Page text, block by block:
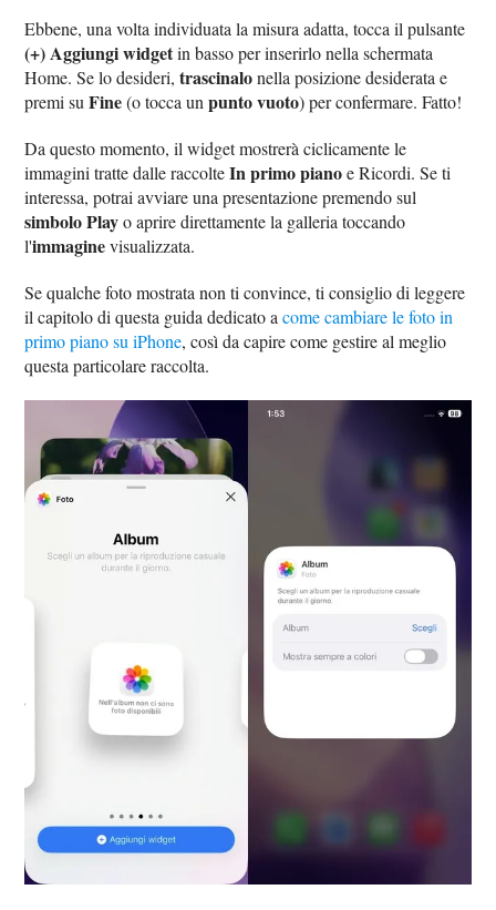
Ebbene, una volta individuata la misura adatta, tocca il pulsante
(+) Aggiungi widgetin basso per inserirlo nella schermata
Home. Se lo desideri,trascinalonella posizione desiderata e
premi suFine(o tocca unpunto vuoto) per confermare. Fatto!
Da questo momento, il widget mostrerà ciclicamente le
immagini tratte dalle raccolteIn primo pianoe Ricordi. Se ti
interessa, potrai avviare una presentazione premendo sul
simbolo Playo aprire direttamente la galleria toccando
l'immaginevisualizzata.
Se qualche foto mostrata non ti convince, ti consiglio di leggere
il capitolo di questa guida dedicato acome cambiare le foto in
primo piano su iPhone, così da capire come gestire al meglio
questa particolare raccolta.